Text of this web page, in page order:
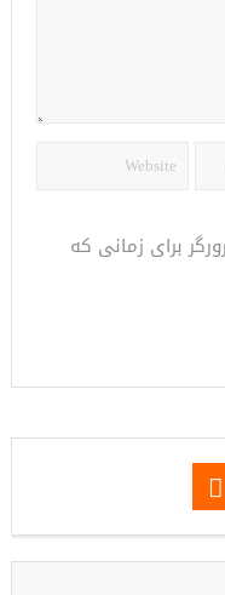
برای زمانی که